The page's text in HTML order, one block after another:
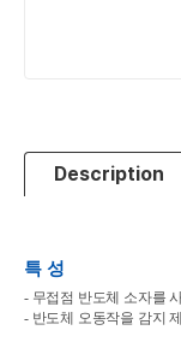
Description
특 성
- 무접점 반도체 소자를
- 반도체 오동작을 감지